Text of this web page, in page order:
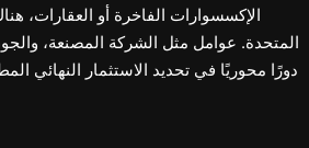
الإكسسوارات الفاخرة أو العقارات،
المتحدة. عوامل مثل الشركة المصنعة،
دورًا محوريًا في تحديد الاستثمار النهائي